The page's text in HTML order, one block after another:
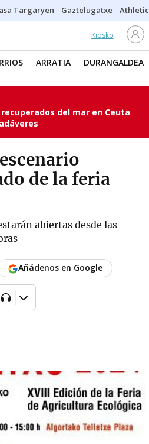
Targaryen Gaztelugatxe Athletic
Kiosko
ARRATIA DURANGALDEA
del mar en Ceuta
de la feria
abiertas desde las
Añádenos en Google